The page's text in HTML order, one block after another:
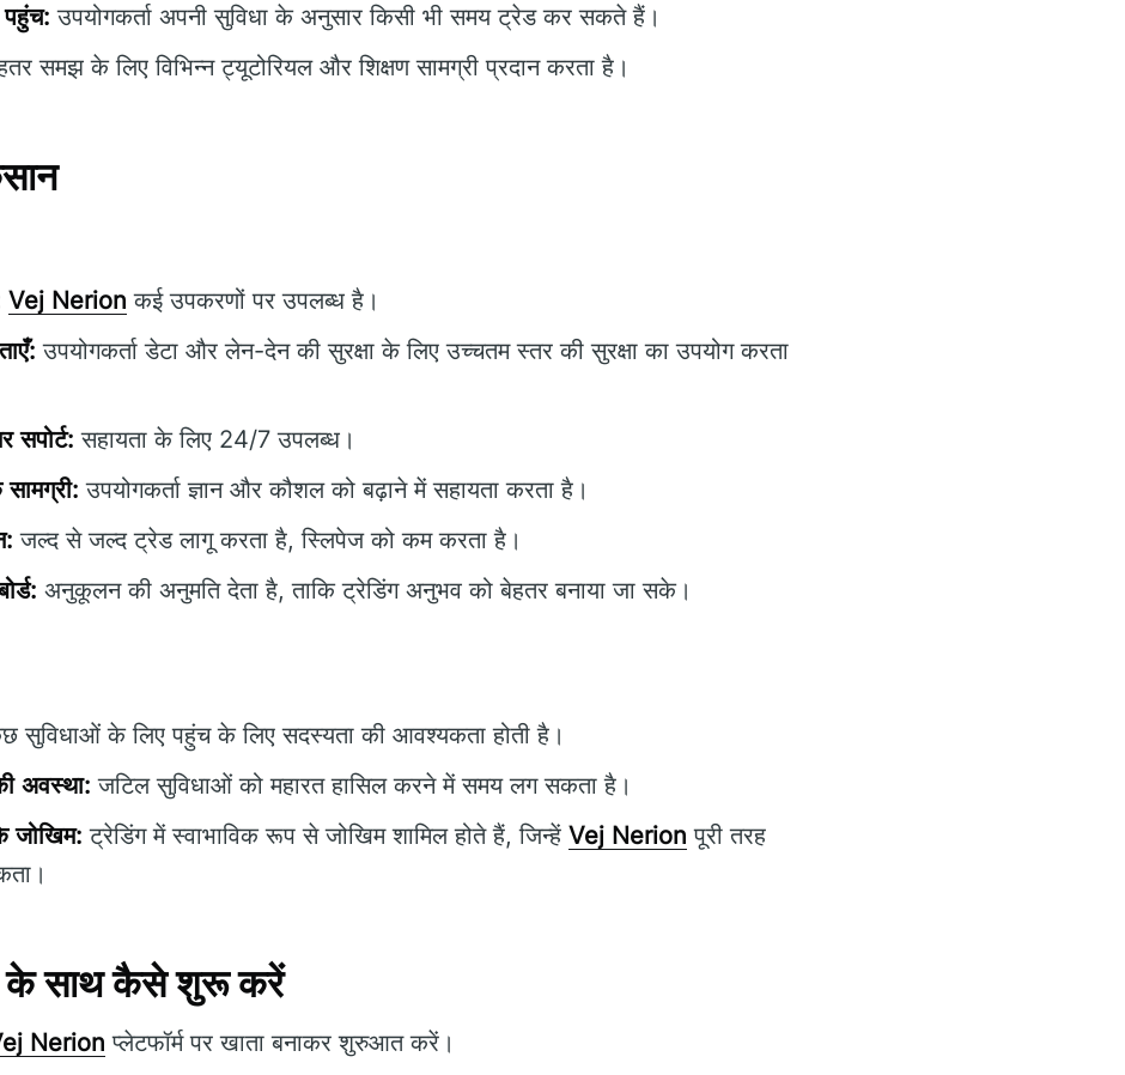
उपयोगकर्ता अपनी सुविधा के अनुसार किसी भी समय ट्रेड कर सकते हैं।
समझ के लिए विभिन्न ट्यूटोरियल और शिक्षण सामग्री प्रदान करता है।
Vej Nerion कई उपकरणों पर उपलब्ध है।
उपयोगकर्ता डेटा और लेन-देन की सुरक्षा के लिए उच्चतम स्तर की सुरक्षा का उपयोग करता
सपोर्ट: सहायता के लिए 24/7 उपलब्ध।
सामग्री: उपयोगकर्ता ज्ञान और कौशल को बढ़ाने में सहायता करता है।
जल्द से जल्द ट्रेड लागू करता है, स्लिपेज को कम करता है।
अनुकूलन की अनुमति देता है, ताकि ट्रेडिंग अनुभव को बेहतर बनाया जा सके।
सुविधाओं के लिए पहुंच के लिए सदस्यता की आवश्यकता होती है।
अवस्था: जटिल सुविधाओं को महारत हासिल करने में समय लग सकता है।
जोखिम: ट्रेडिंग में स्वाभाविक रूप से जोखिम शामिल होते हैं, जिन्हें Vej Nerion पूरी तरह
साथ कैसे शुरू करें
Nerion प्लेटफॉर्म पर खाता बनाकर शुरुआत करें।